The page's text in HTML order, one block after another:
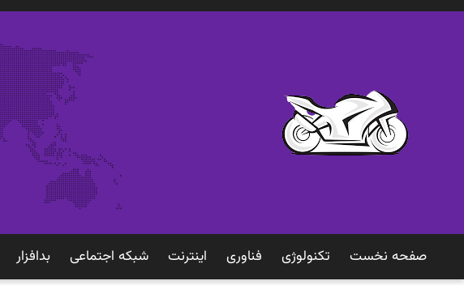
صفحه نخست تکنولوژی فناوری اينترنت شبكه اجتماعی بدافزار